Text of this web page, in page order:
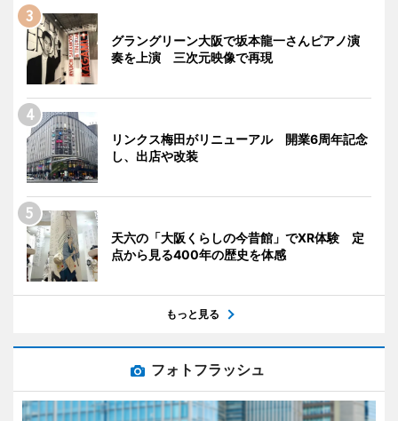
グラングリーン大阪で坂本龍一さんピアノ演
奏を上演 三次元映像で再現
リンクス梅田がリニューアル 開業6周年記念
し、出店や改装
天六の「大阪くらしの今昔館」でXR体験 定
点から見る400年の歴史を体感
もっと見る
フォトフラッシュ